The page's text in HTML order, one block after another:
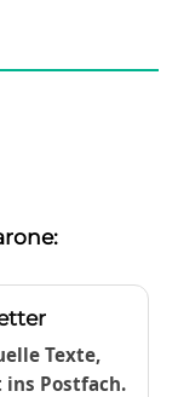
Texte,
Postfach.